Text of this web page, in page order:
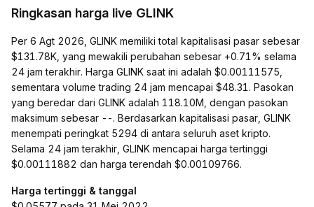
Ringkasan harga live GLINK
Per 6 Agt 2026, GLINK memiliki total kapitalisasi pasar sebesar
$131.78K, yang mewakili perubahan sebesar +0.71% selama
24 jam terakhir. Harga GLINK saat ini adalah $0.00111575,
sementara volume trading 24 jam mencapai $48.31. Pasokan
yang beredar dari GLINK adalah 118.10M, dengan pasokan
maksimum sebesar --. Berdasarkan kapitalisasi pasar, GLINK
menempati peringkat 5294 di antara seluruh aset kripto.
Selama 24 jam terakhir, GLINK mencapai harga tertinggi
$0.00111882 dan harga terendah $0.00109766.
Harga tertinggi & tanggal